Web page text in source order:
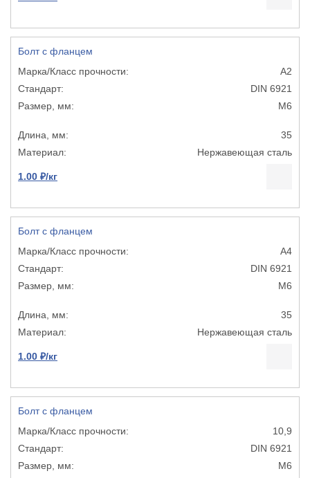
Болт с фланцем
А2
DIN 6921
М6
35
Нержавеющая сталь
1.00 ₽/кг
Болт с фланцем
А4
DIN 6921
М6
35
Нержавеющая сталь
1.00 ₽/кг
Болт с фланцем
10,9
DIN 6921
М6